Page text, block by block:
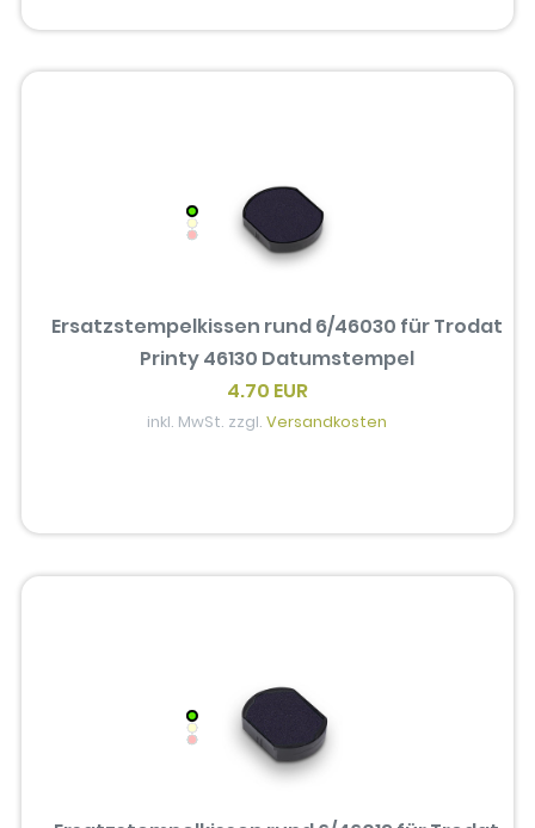
Ersatzstempelkissen rund 6/46030 für Trodat
Printy 46130 Datumstempel
4.70 EUR
inkl. MwSt. zzgl.Versandkosten